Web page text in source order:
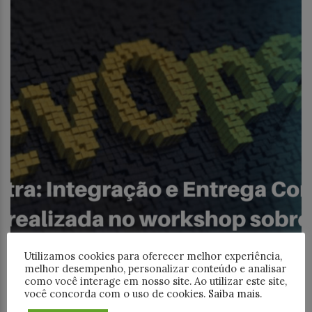
Palestra sobre Infraestrutura Ágil e
Práticas DevOps no InovaBra Habitat
Utilizamos cookies para oferecer melhor experiência,
melhor desempenho, personalizar conteúdo e analisar
como você interage em nosso site. Ao utilizar este site,
você concorda com o uso de cookies. Saiba mais.